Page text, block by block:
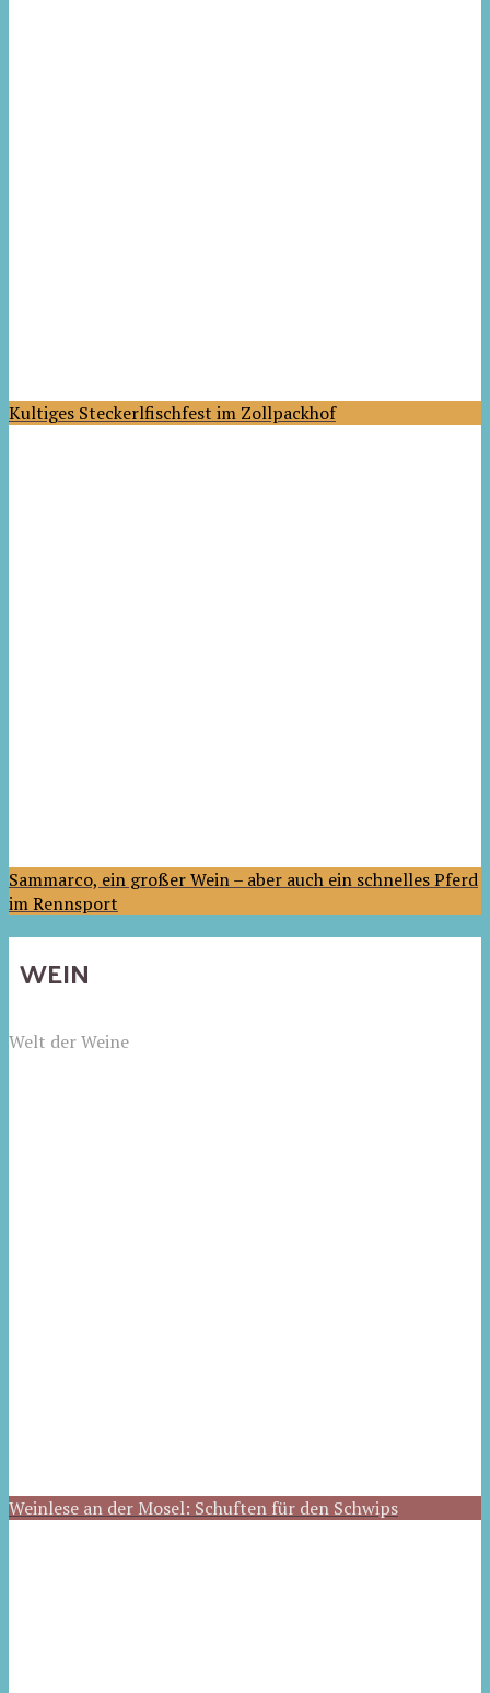
Kultiges Steckerlfischfest im Zollpackhof
Sammarco, ein großer Wein – aber auch ein schnelles Pferd
im Rennsport
WEIN
Welt der Weine
Weinlese an der Mosel: Schuften für den Schwips